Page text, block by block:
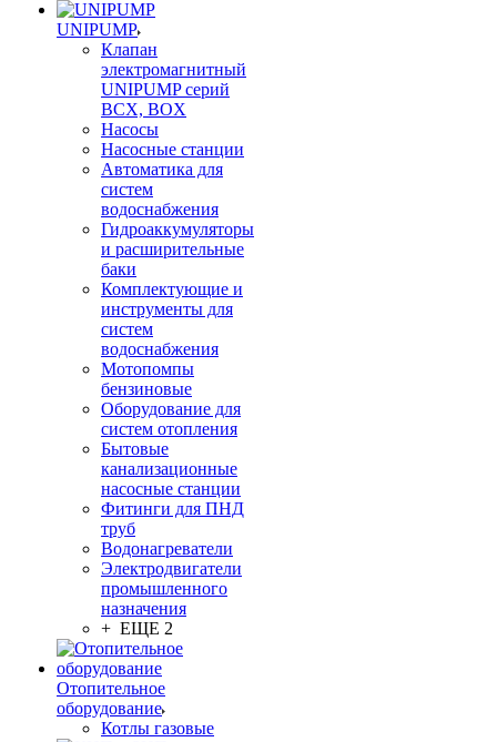
UNIPUMP
Клапан
электромагнитный
UNIPUMP серий
BCX, BOX
Насосы
Насосные станции
Автоматика для
систем
водоснабжения
Гидроаккумуляторы
и расширительные
баки
Комплектующие и
инструменты для
систем
водоснабжения
Мотопомпы
бензиновые
Оборудование для
систем отопления
Бытовые
канализационные
насосные станции
Фитинги для ПНД
труб
Водонагреватели
Электродвигатели
промышленного
назначения
+ ЕЩЕ 2
Отопительное
оборудование
Котлы газовые